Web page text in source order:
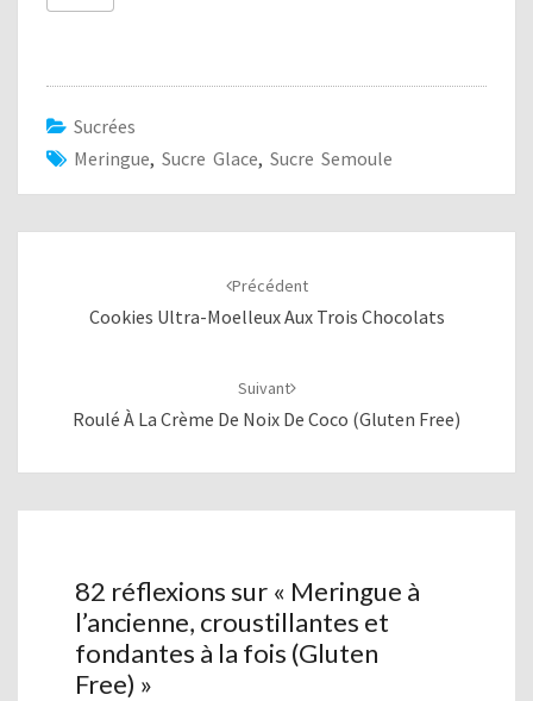
Sucrées
Meringue, Sucre Glace, Sucre Semoule
Précédent
Cookies Ultra-Moelleux Aux Trois Chocolats
Suivant
Roulé À La Crème De Noix De Coco (Gluten Free)
82 réflexions sur « Meringue à
l’ancienne, croustillantes et
fondantes à la fois (Gluten
Free) »